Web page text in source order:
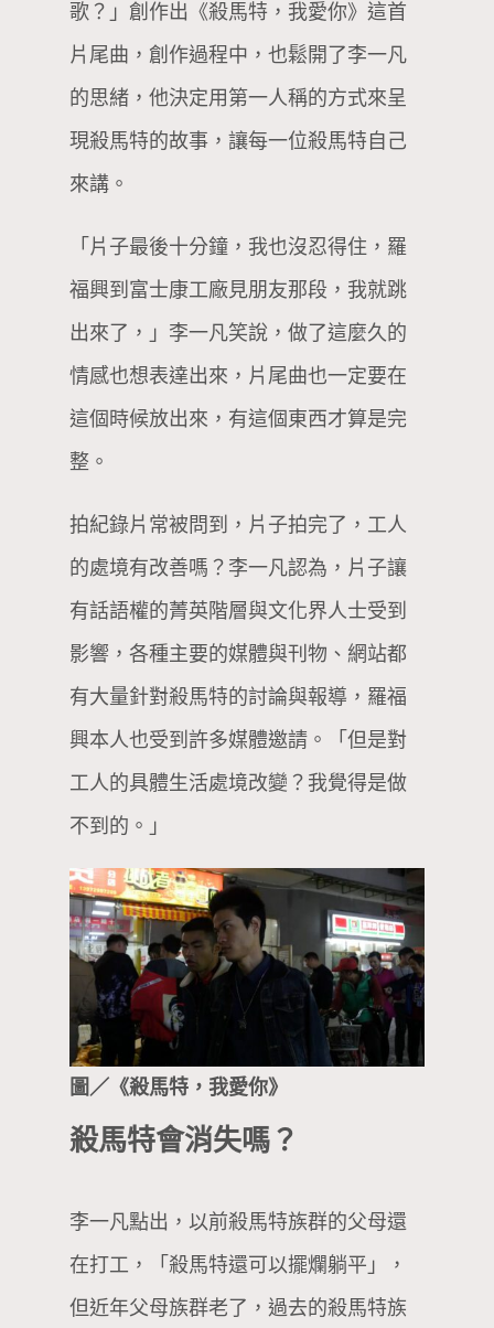
歌？」創作出《殺馬特，我愛你》這首
片尾曲，創作過程中，也鬆開了李一凡
的思緒，他決定用第一人稱的方式來呈
現殺馬特的故事，讓每一位殺馬特自己
來講。
「片子最後十分鐘，我也沒忍得住，羅
福興到富士康工廠見朋友那段，我就跳
出來了，」李一凡笑說，做了這麼久的
情感也想表達出來，片尾曲也一定要在
這個時候放出來，有這個東西才算是完
整。
拍紀錄片常被問到，片子拍完了，工人
的處境有改善嗎？李一凡認為，片子讓
有話語權的菁英階層與文化界人士受到
影響，各種主要的媒體與刊物、網站都
有大量針對殺馬特的討論與報導，羅福
興本人也受到許多媒體邀請。「但是對
工人的具體生活處境改變？我覺得是做
不到的。」
圖／《殺馬特，我愛你》
殺馬特會消失嗎？
李一凡點出，以前殺馬特族群的父母還
在打工，「殺馬特還可以擺爛躺平」，
但近年父母族群老了，過去的殺馬特族